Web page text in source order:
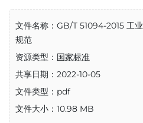
文件名称：GB/T 51094-2015 工
规范
资源类型： 国家标准
共享日期：2022-10-05
文件类型：pdf
文件大小：10.98 MB